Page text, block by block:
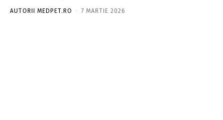
AUTORII MEDPET.RO - 7 MARTIE 2026